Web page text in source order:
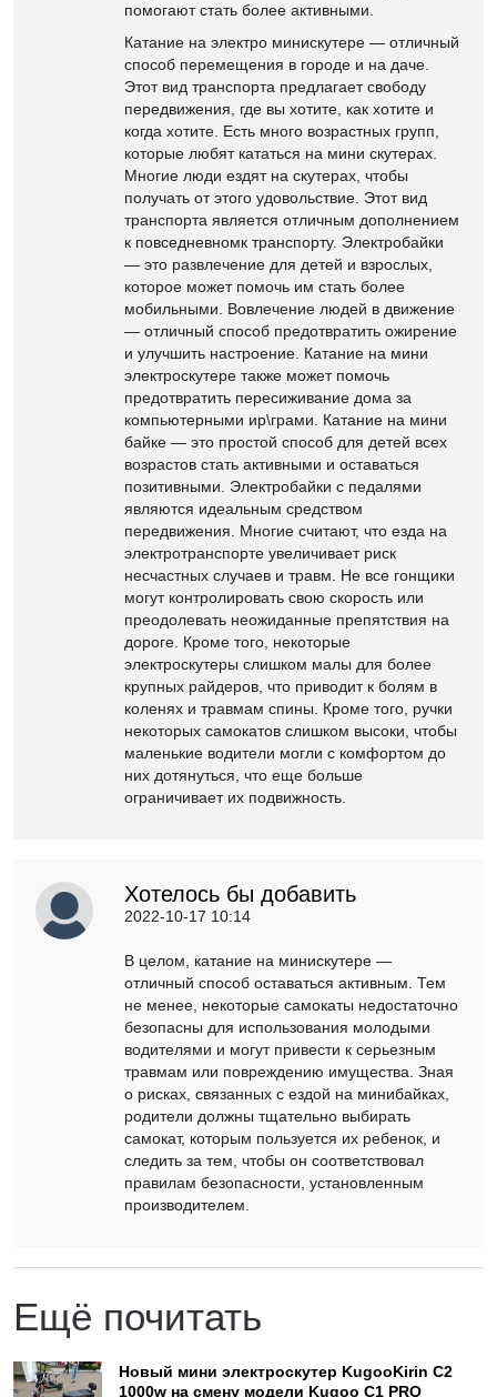
помогают стать более активными.
Катание на электро минискутере — отличный
способ перемещения в городе и на даче.
Этот вид транспорта предлагает свободу
передвижения, где вы хотите, как хотите и
когда хотите. Есть много возрастных групп,
которые любят кататься на мини скутерах.
Многие люди ездят на скутерах, чтобы
получать от этого удовольствие. Этот вид
транспорта является отличным дополнением
к повседневномк транспорту. Электробайки
— это развлечение для детей и взрослых,
которое может помочь им стать более
мобильными. Вовлечение людей в движение
— отличный способ предотвратить ожирение
и улучшить настроение. Катание на мини
электроскутере также может помочь
предотвратить пересиживание дома за
компьютерными ир\грами. Катание на мини
байке — это простой способ для детей всех
возрастов стать активными и оставаться
позитивными. Электробайки с педалями
являются идеальным средством
передвижения. Многие считают, что езда на
электротранспорте увеличивает риск
несчастных случаев и травм. Не все гонщики
могут контролировать свою скорость или
преодолевать неожиданные препятствия на
дороге. Кроме того, некоторые
электроскутеры слишком малы для более
крупных райдеров, что приводит к болям в
коленях и травмам спины. Кроме того, ручки
некоторых самокатов слишком высоки, чтобы
маленькие водители могли с комфортом до
них дотянуться, что еще больше
ограничивает их подвижность.
Хотелось бы добавить
2022-10-17 10:14
В целом, катание на минискутере —
отличный способ оставаться активным. Тем
не менее, некоторые самокаты недостаточно
безопасны для использования молодыми
водителями и могут привести к серьезным
травмам или повреждению имущества. Зная
о рисках, связанных с ездой на минибайках,
родители должны тщательно выбирать
самокат, которым пользуется их ребенок, и
следить за тем, чтобы он соответствовал
правилам безопасности, установленным
производителем.
Ещё почитать
Новый мини электроскутер KugooKirin С2
1000w на смену модели Kugoo С1 PRO